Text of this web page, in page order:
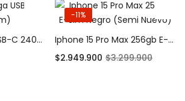
Cable de carga USB-C 240W (2 m)
-11%
Iphone 15 Pro Max 256gb E-Sim Negro (Semi Nuevo)
$2.949.900 $3.299.900